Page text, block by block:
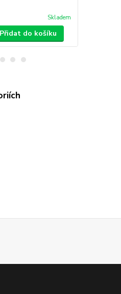
Skladem
Přidat do košíku